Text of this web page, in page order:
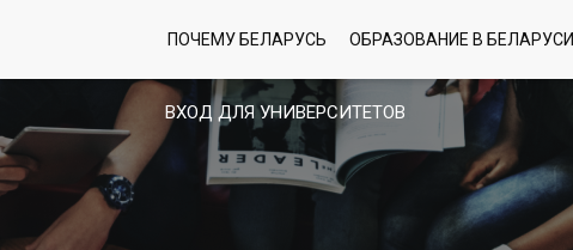
ВХОД ДЛЯ УНИВЕРСИТЕТОВ
ПОЧЕМУ БЕЛАРУСЬ ОБРАЗОВАНИЕ В БЕЛАРУСИ